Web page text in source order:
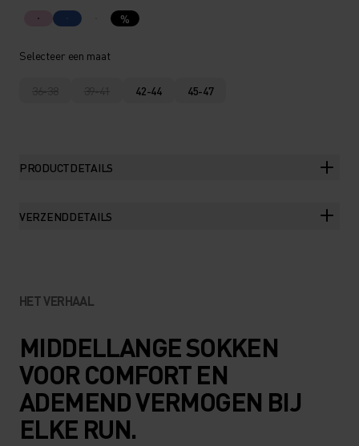
%
Selecteer een maat
36-38 39-41 42-44 45-47
PRODUCTDETAILS
VERZENDDETAILS
HET VERHAAL
MIDDELLANGE SOKKEN
VOOR COMFORT EN
ADEMEND VERMOGEN BIJ
ELKE RUN.